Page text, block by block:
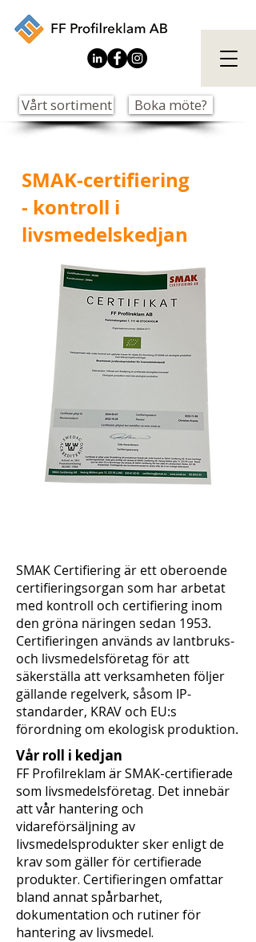
Vårt sortiment Boka möte?
SMAK-certifiering
- kontroll i
livsmedelskedjan
SMAK Certifiering är ett oberoende
certifieringsorgan som har arbetat
med kontroll och certifiering inom
den gröna näringen sedan 1953.
Certifieringen används av lantbruks-
och livsmedelsföretag för att
säkerställa att verksamheten följer
gällande regelverk, såsom IP-
standarder, KRAV och EU:s
förordning om ekologisk produktion.
Vår roll i kedjan
FF Profilreklam är SMAK-certifierade
som livsmedelsföretag. Det innebär
att vår hantering och
vidareförsäljning av
livsmedelsprodukter sker enligt de
krav som gäller för certifierade
produkter. Certifieringen omfattar
bland annat spårbarhet,
dokumentation och rutiner för
hantering av livsmedel.